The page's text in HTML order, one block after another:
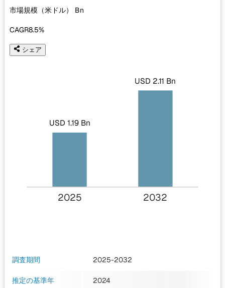
市場規模（米ドル） Bn
CAGR8.5%
シェア
USD 1.19 Bn
USD 2.11 Bn
2025 2032
調査期間 2025-2032
推定の基準年 2024